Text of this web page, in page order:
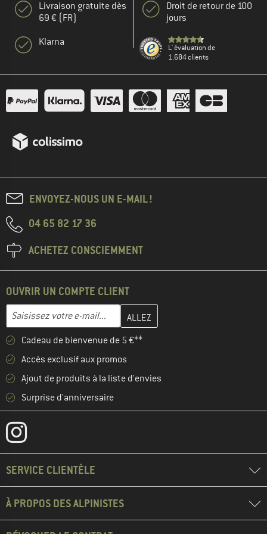
Livraison gratuite dès
69 € (FR)
Klarna
Droit de retour de 100
jours
L' évaluation de
1.684 clients
ENVOYEZ-NOUS UN E-MAIL !
04 65 82 17 36
ACHETEZ CONSCIEMMENT
OUVRIR UN COMPTE CLIENT
Adresse e-mail
Entrez votre adresse e-mail ici et créez votre compte client à la
Cadeau de bienvenue de 5 €**
Accès exclusif aux promos
Ajout de produits à la liste d'envies
Surprise d'anniversaire
SERVICE CLIENTÈLE
À PROPOS DES ALPINISTES